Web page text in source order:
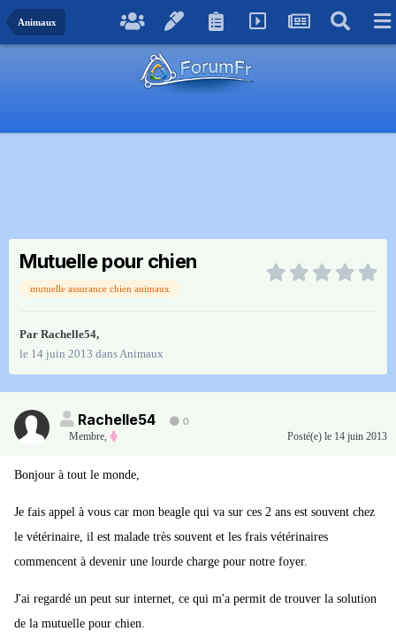
Animaux
Mutuelle pour chien
mutuelle assurance chien animaux
Par Rachelle54,
le 14 juin 2013 dansAnimaux
Rachelle54
0
Membre, Posté(e) le 14 juin 2013
Bonjour à tout le monde,
Je fais appel à vous car mon beagle qui va sur ces 2 ans est souvent chez
le vétérinaire, il est malade très souvent et les frais vétérinaires
commencent à devenir une lourde charge pour notre foyer.
J'ai regardé un peut sur internet, ce qui m'a permit de trouver la solution
de la mutuelle pour chien.